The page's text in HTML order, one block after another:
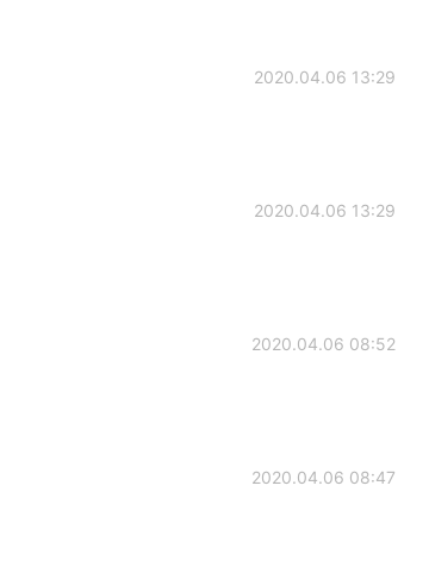
2020.04.06 13:29
2020.04.06 13:29
2020.04.06 08:52
2020.04.06 08:47